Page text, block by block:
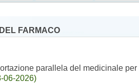
FARMACO
parallela del medicinale
06-2026)